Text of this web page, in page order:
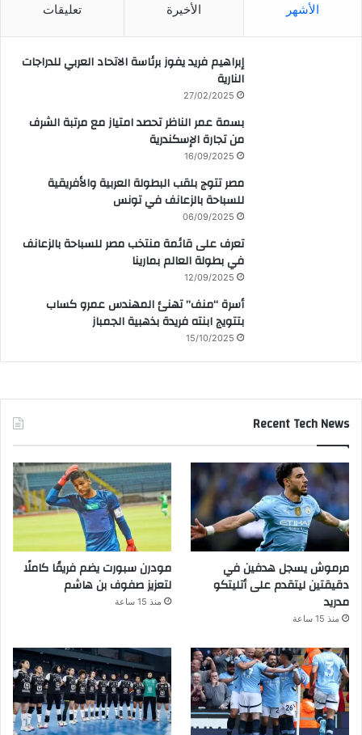
الأشهر الأخيرة تعليقات
إبراهيم فريد يفوز برئاسة الاتحاد العربي للدراجات
النارية
27/02/2025
بسمة عمر الناظر تحصد امتياز مع مرتبة الشرف
من تجارة الإسكندرية
16/09/2025
مصر تتوج بلقب البطولة العربية والأفريقية
للسباحة بالزعانف في تونس
06/09/2025
تعرف على قائمة منتخب مصر للسباحة بالزعانف
في بطولة العالم بمارينا
12/09/2025
أسرة “منف” تهنئ المهندس عمرو كساب
بتتويج ابنته فريدة بذهبية الجمباز
15/10/2025
Recent Tech News
مرموش يسجل هدفين في
دقيقتين ليتقدم على أتليتكو
مدريد
منذ 15 ساعة
مودرن سبورت يضم فريقًا كاملًا
لتعزيز صفوف بن هاشم
منذ 15 ساعة